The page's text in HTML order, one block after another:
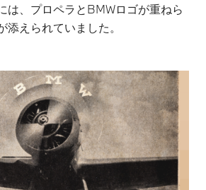
は、プロペラとBMWロゴが重ねら
えられていました。